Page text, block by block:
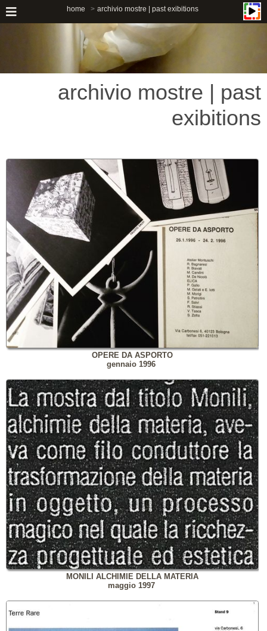
home archivio mostre | past exibitions
archivio mostre | past
exibitions
OPERE DA ASPORTO
gennaio 1996
MONILI ALCHIMIE DELLA MATERIA
maggio 1997